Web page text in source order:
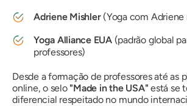
Adriene Mishler(Yoga com Adriene
Yoga Alliance EUA(padrão global
professores)
Desde a formação de professores até as
online, o selo "Made in the USA" está se
diferencial respeitado no mundo